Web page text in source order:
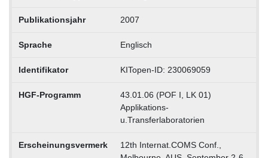
Publikationsjahr 2007
Sprache Englisch
Identifikator KITopen-ID: 230069059
HGF-Programm
43.01.06 (POF I, LK 01)
Applikations-
u.Transferlaboratorien
Erscheinungsvermerk
12th Internat.COMS Conf.,